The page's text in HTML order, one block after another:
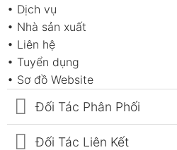
• Dịch vụ
• Nhà sản xuất
• Liên hệ
• Tuyển dụng
• Sơ đồ Website
Đối Tác Phân Phối
Đối Tác Liên Kết